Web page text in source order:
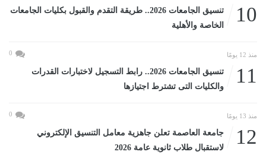
10
تنسيق الجامعات 2026.. طريقة التقدم والقبول بكليات الجامعات
الخاصة والأهلية
منذ 12 يومًا 0
11
تنسيق الجامعات 2026.. رابط التسجيل لاختبارات القدرات
والكليات التى تشترط اجتيازها
منذ 13 يومًا 0
12
جامعة العاصمة تعلن جاهزية معامل التنسيق الإلكتروني
لاستقبال طلاب ثانوية عامة 2026